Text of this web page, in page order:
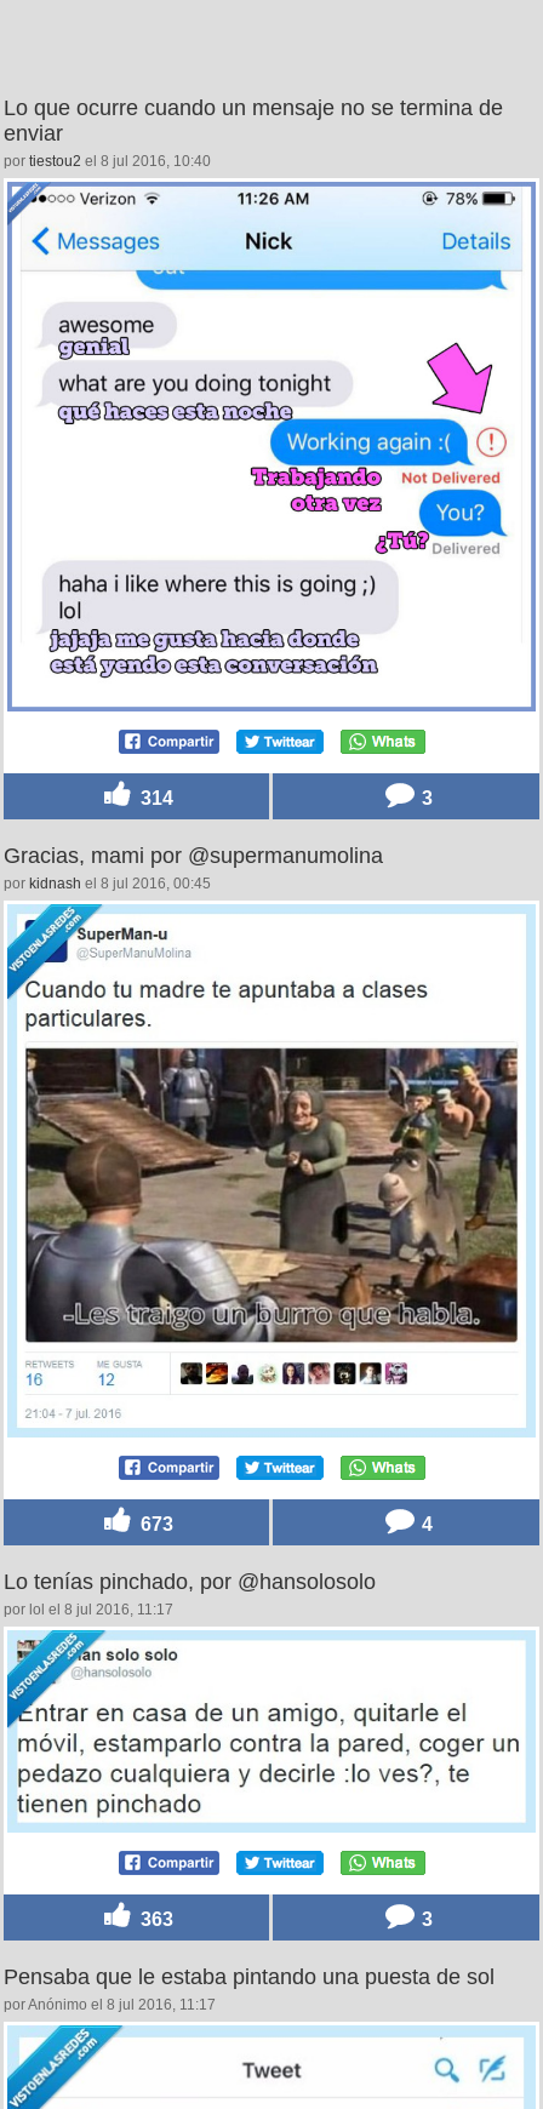
Lo que ocurre cuando un mensaje no se termina de
enviar
por tiestou2 el 8 jul 2016, 10:40
314 3
Gracias, mami por @supermanumolina
por kidnash el 8 jul 2016, 00:45
673 4
Lo tenías pinchado, por @hansolosolo
por lol el 8 jul 2016, 11:17
363 3
Pensaba que le estaba pintando una puesta de sol
por Anónimo el 8 jul 2016, 11:17